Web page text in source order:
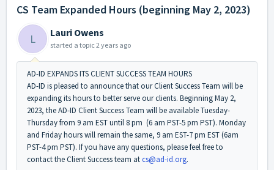
CS Team Expanded Hours (beginning May 2, 2023)
L Lauri Owens
started a topic2 years ago
AD-ID EXPANDS ITS CLIENT SUCCESS TEAM HOURS
AD-ID is pleased to announce that our Client Success Team will be
expanding its hours to better serve our clients. Beginning May 2,
2023, the AD-ID Client Success Team will be available Tuesday-
Thursday from 9 am EST until 8 pm (6 am PST-5 pm PST). Monday
and Friday hours will remain the same, 9 am EST-7 pm EST (6am
PST-4 pm PST). If you have any questions, please feel free to
contact the Client Success team atcs@ad-id.org.